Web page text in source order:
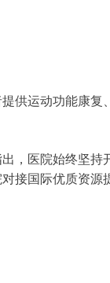
供运动功能康
，医院始终坚持
接国际优质资源